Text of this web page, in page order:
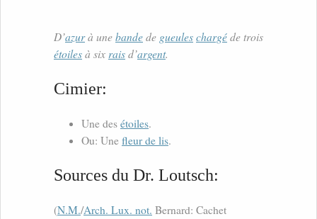
D’azurà unebandede gueuleschargéde trois
étoilesà sixraisd’argent.
Cimier:
Une des étoiles.
Ou: Une fleur de lis.
Sources du Dr. Loutsch:
(N.M./Arch. Lux. not. Bernard: Cachet